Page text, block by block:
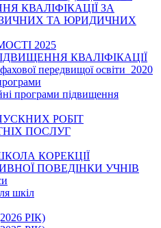
КВАЛІФІКАЦІЇ ЗА
ТА ЮРИДИЧНИХ
2025
КВАЛІФІКАЦІЇ
передвищої освіти_2020
програми підвищення
РОБІТ
ПОСЛУГ
КОРЕКЦІЇ
ПОВЕДІНКИ УЧНІВ
шкіл
РІК)